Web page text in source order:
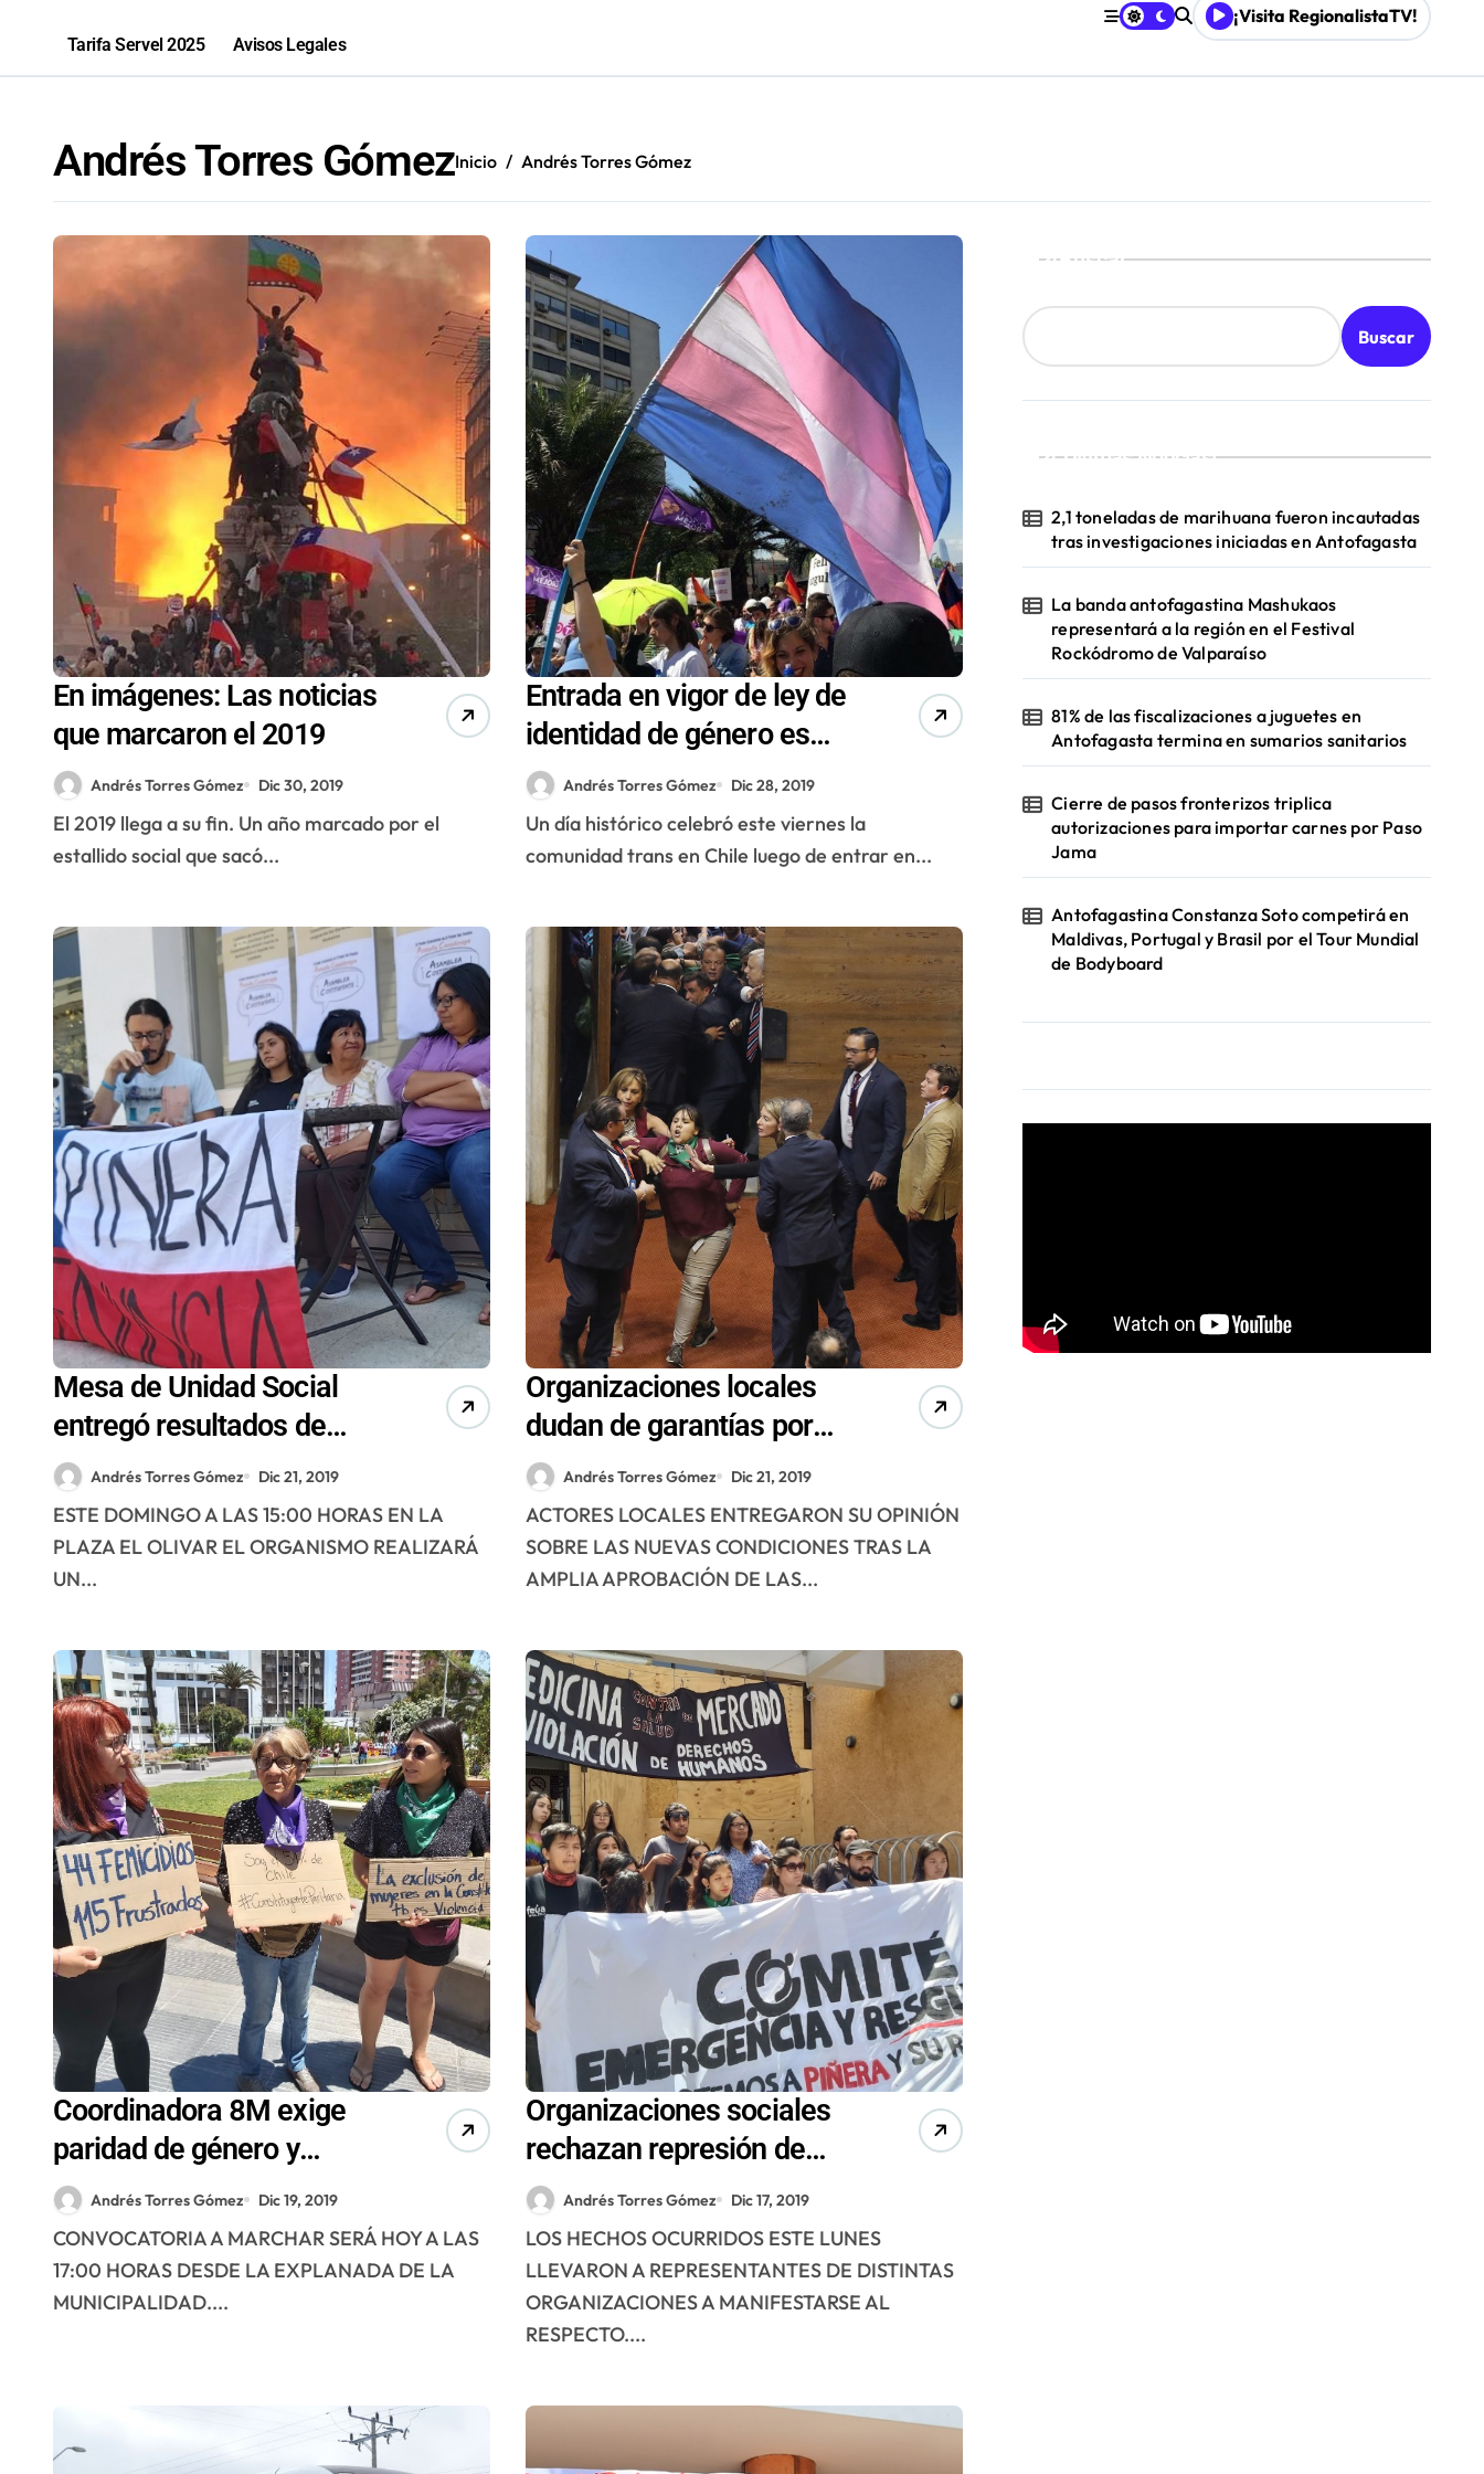
Antofagastino Ángelo Araos es confirmado como refuerzo estrella de Unión Española
Tarifa Servel 2025 Avisos Legales
¡Visita RegionalistaTV!
Andrés Torres GómezInicio Andrés Torres Gómez
En imágenes: Las noticias
que marcaron el 2019
Andrés Torres Gómez Dic 30, 2019
El 2019 llega a su fin. Un año marcado por el
estallido social que sacó...
Entrada en vigor de ley de
identidad de género es
celebrada en Antofagasta
Andrés Torres Gómez Dic 28, 2019
Un día histórico celebró este viernes la
comunidad trans en Chile luego de entrar en...
Mesa de Unidad Social
entregó resultados de
cabildos sintetizados en
Antofagasta
Andrés Torres Gómez Dic 21, 2019
ESTE DOMINGO A LAS 15:00 HORAS EN LA
PLAZA EL OLIVAR EL ORGANISMO REALIZARÁ
UN...
Organizaciones locales
dudan de garantías por
paridad de género e
inclusión de pueblos
originarios para
Convención Constituyente
Andrés Torres Gómez Dic 21, 2019
ACTORES LOCALES ENTREGARON SU OPINIÓN
SOBRE LAS NUEVAS CONDICIONES TRAS LA
AMPLIA APROBACIÓN DE LAS...
Coordinadora 8M exige
paridad de género y
lamenta nuevos casos de
femicidios
Andrés Torres Gómez Dic 19, 2019
CONVOCATORIA A MARCHAR SERÁ HOY A LAS
17:00 HORAS DESDE LA EXPLANADA DE LA
MUNICIPALIDAD....
Organizaciones sociales
rechazan represión de
Carabineros en área clínica
de la UA
Andrés Torres Gómez Dic 17, 2019
LOS HECHOS OCURRIDOS ESTE LUNES
LLEVARON A REPRESENTANTES DE DISTINTAS
ORGANIZACIONES A MANIFESTARSE AL
RESPECTO....
Buscar
Buscar
¡Ultimas Noticias!
2,1 toneladas de marihuana fueron incautadas
tras investigaciones iniciadas en Antofagasta
La banda antofagastina Mashukaos
representará a la región en el Festival
Rockódromo de Valparaíso
81% de las fiscalizaciones a juguetes en
Antofagasta termina en sumarios sanitarios
Cierre de pasos fronterizos triplica
autorizaciones para importar carnes por Paso
Jama
Antofagastina Constanza Soto competirá en
Maldivas, Portugal y Brasil por el Tour Mundial
de Bodyboard